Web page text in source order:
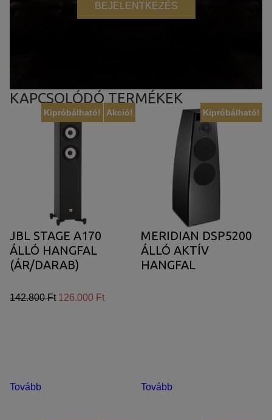
BEJELENTKEZÉS
KAPCSOLÓDÓ TERMÉKEK
Akció!
Kipróbálható!
JBL STAGE A170
ÁLLÓ HANGFAL
(ÁR/DARAB)
142.800 Ft 126.000 Ft
Tovább
Kipróbálható!
MERIDIAN DSP5200
ÁLLÓ AKTÍV
HANGFAL
Tovább